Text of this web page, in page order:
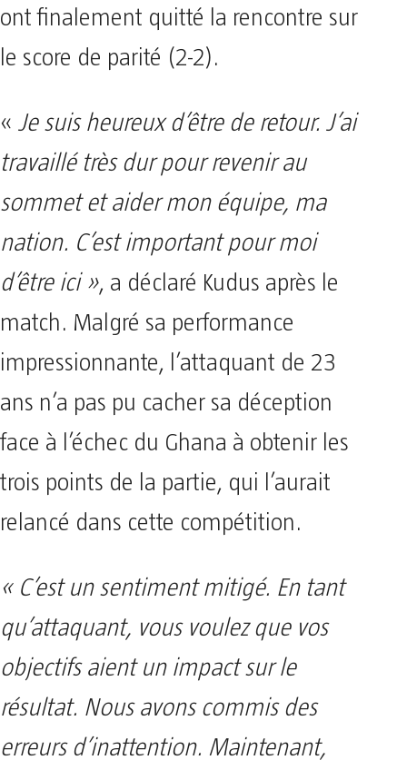
ont finalement quitté la rencontre sur
le score de parité (2-2).
« Je suis heureux d’être de retour. J’ai
travaillé très dur pour revenir au
sommet et aider mon équipe, ma
nation. C’est important pour moi
d’être ici », a déclaré Kudus après le
match. Malgré sa performance
impressionnante, l’attaquant de 23
ans n’a pas pu cacher sa déception
face à l’échec du Ghana à obtenir les
trois points de la partie, qui l’aurait
relancé dans cette compétition.
« C’est un sentiment mitigé. En tant
qu’attaquant, vous voulez que vos
objectifs aient un impact sur le
résultat. Nous avons commis des
erreurs d’inattention. Maintenant,